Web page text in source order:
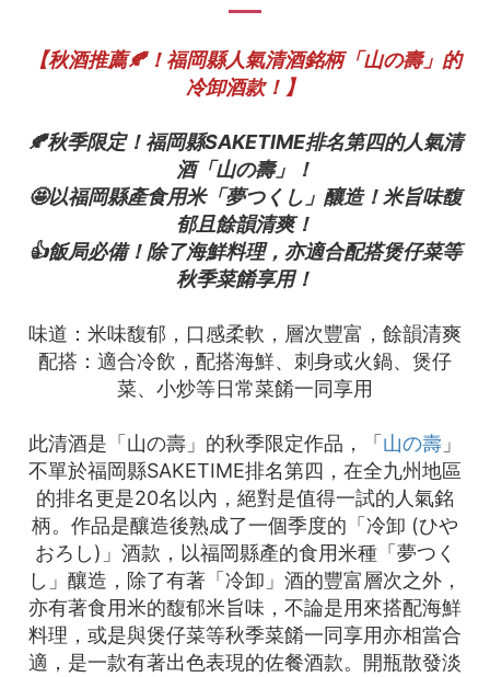
【秋酒推薦🍂！福岡縣人氣清酒銘柄「山の壽」的
冷卸酒款！】
🍂秋季限定！福岡縣SAKETIME排名第四的人氣清
酒「山の壽」！
🤩以福岡縣產食用米「夢つくし」釀造！米旨味馥
郁且餘韻清爽！
👍飯局必備！除了海鮮料理，亦適合配搭煲仔菜等
秋季菜餚享用！
味道：米味馥郁，口感柔軟，層次豐富，餘韻清爽
配搭：適合冷飲，配搭海鮮、刺身或火鍋、煲仔
菜、小炒等日常菜餚一同享用
此清酒是「山の壽」的秋季限定作品，「 山の壽 」
不單於福岡縣SAKETIME排名第四，在全九州地區
的排名更是20名以內，絕對是值得一試的人氣銘
柄。作品是釀造後熟成了一個季度的「冷卸 (ひや
おろし)」酒款，以福岡縣產的食用米種「夢つく
し」釀造，除了有著「冷卸」酒的豐富層次之外，
亦有著食用米的馥郁米旨味，不論是用來搭配海鮮
料理，或是與煲仔菜等秋季菜餚一同享用亦相當合
適，是一款有著出色表現的佐餐酒款。開瓶散發淡